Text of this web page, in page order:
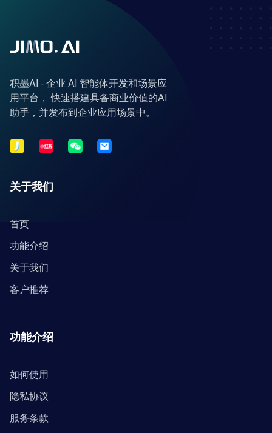
积墨AI - 企业 AI 智能体开发和场景应
用平台， 快速搭建具备商业价值的AI
助手，并发布到企业应用场景中。
关于我们
首页
功能介绍
关于我们
客户推荐
功能介绍
如何使用
隐私协议
服务条款